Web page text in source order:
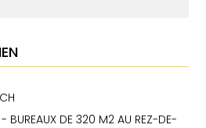
BUREAUX DE 320 M2 AU REZ-DE-